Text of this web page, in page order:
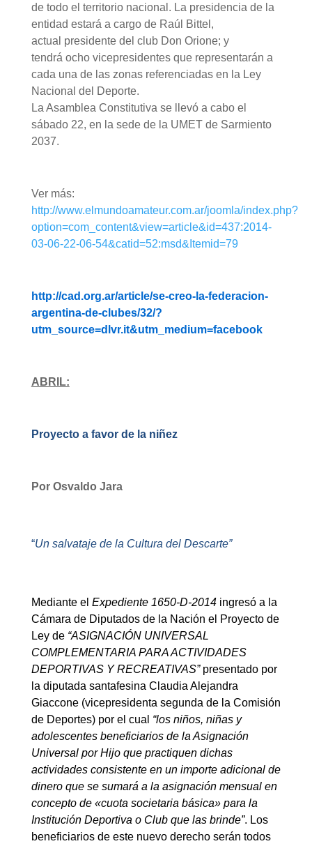
de todo el territorio nacional. La presidencia de la
entidad estará a cargo de Raúl Bittel,
actual presidente del club Don Orione; y
tendrá ocho vicepresidentes que representarán a
cada una de las zonas referenciadas en la Ley
Nacional del Deporte.
La Asamblea Constitutiva se llevó a cabo el
sábado 22, en la sede de la UMET de Sarmiento
2037.
Ver más:
http://www.elmundoamateur.com.ar/joomla/index.php?
option=com_content&view=article&id=437:2014-
03-06-22-06-54&catid=52:msd&Itemid=79
http://cad.org.ar/article/se-creo-la-federacion-
argentina-de-clubes/32/?
utm_source=dlvr.it&utm_medium=facebook
ABRIL:
Proyecto a favor de la niñez
Por Osvaldo Jara
“Un salvataje de la Cultura del Descarte”
Mediante el Expediente 1650-D-2014 ingresó a la
Cámara de Diputados de la Nación el Proyecto de
Ley de “ASIGNACIÓN UNIVERSAL
COMPLEMENTARIA PARA ACTIVIDADES
DEPORTIVAS Y RECREATIVAS”presentado por
la diputada santafesina Claudia Alejandra
Giaccone (vicepresidenta segunda de la Comisión
de Deportes) por el cual “los niños, niñas y
adolescentes beneficiarios de la Asignación
Universal por Hijo que practiquen dichas
actividades consistente en un importe adicional de
dinero que se sumará a la asignación mensual en
concepto de «cuota societaria básica» para la
Institución Deportiva o Club que las brinde”. Los
beneficiarios de este nuevo derecho serán todos